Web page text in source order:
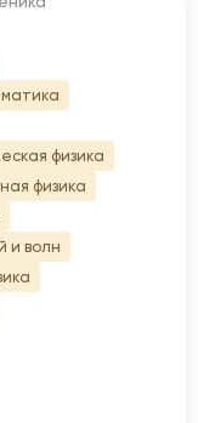
физика
физика
и волн